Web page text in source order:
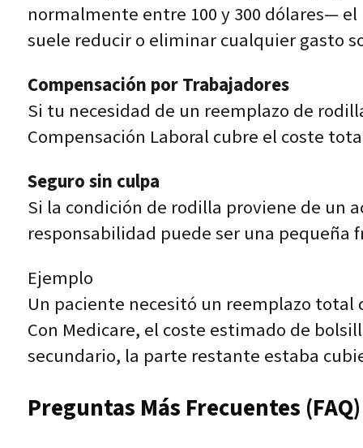
normalmente entre 100 y 300 dólares—
suele reducir o eliminar cualquier gasto
Compensación por Trabajadores
Si tu necesidad de un reemplazo de
Compensación Laboral cubre el coste
Seguro sin culpa
Si la condición de rodilla proviene de un
responsabilidad puede ser una
Ejemplo
Un paciente necesitó un reemplazo
Con Medicare, el coste estimado de
secundario, la parte restante estaba
Preguntas Más Frecuentes (FAQ)